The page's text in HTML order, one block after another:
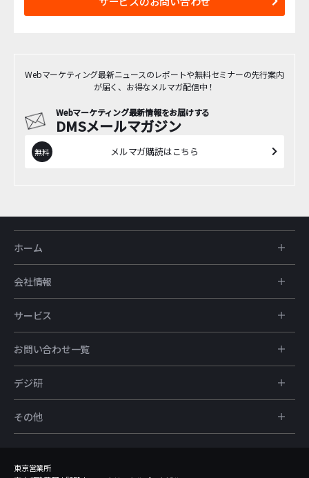
Webマーケティング最新ニュースのレポートや無料セミナーの先行案内
が届く、お得なメルマガ配信中！
Webマーケティング最新情報をお届けする
DMSメールマガジン
メルマガ購読はこちら
ホーム
会社情報
サービス
お問い合わせ一覧
デジ研
その他
東京営業所